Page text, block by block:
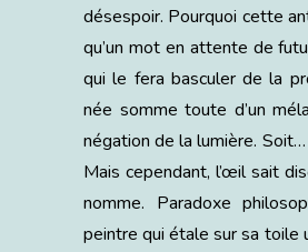
désespoir. Pourquoi cette
qu’un mot en attente de
qui le fera basculer de la
née somme toute d’un
négation de la lumière. Soit…
Mais cependant, l’œil sait
nomme. Paradoxe
peintre qui étale sur sa toile